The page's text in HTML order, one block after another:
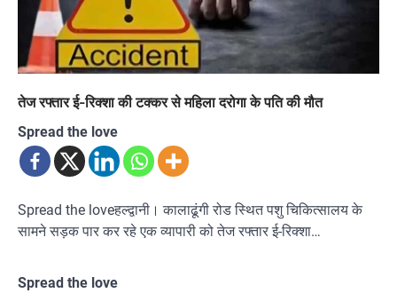
तेज रफ्तार ई-रिक्शा की टक्कर से महिला दरोगा के पति की मौत
Spread the love
Spread the loveहल्द्वानी। कालाढूंगी रोड स्थित पशु चिकित्सालय के
सामने सड़क पार कर रहे एक व्यापारी को तेज रफ्तार ई-रिक्शा…
Spread the love